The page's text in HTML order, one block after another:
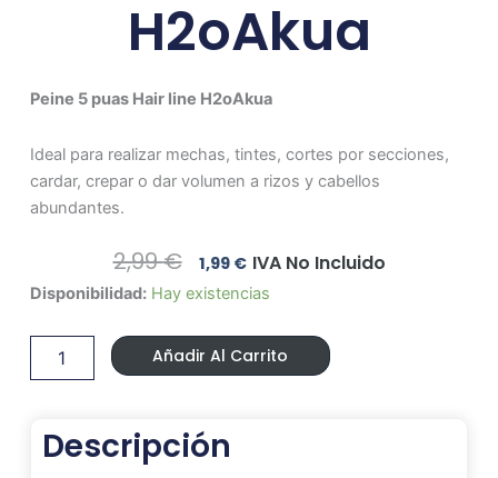
H2oAkua
Peine 5 puas Hair line H2oAkua
Ideal para realizar mechas, tintes, cortes por secciones,
cardar, crepar o dar volumen a rizos y cabellos
abundantes.
2,99€ El
Precio
Original
Era:
2,99 €.
1,99 €El
Precio
Actual
Es:
1,99 €.
IVA No Incluido
Disponibilidad: Hay existencias
Peine
puas
line
Añadir Al Carrito
Descripción